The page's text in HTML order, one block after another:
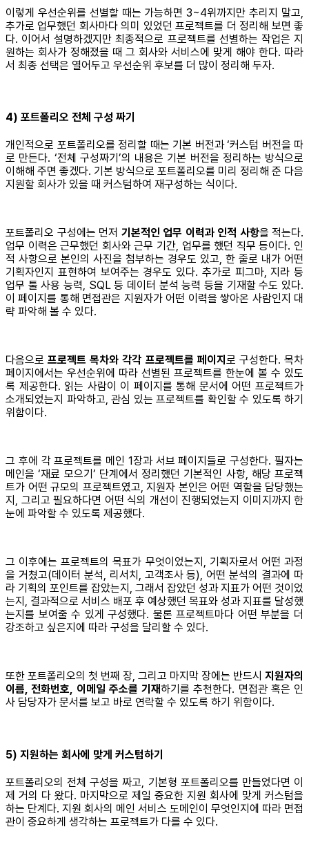
이렇게 우선순위를 선별할 때는 가능하면 3~4위까지만 추리지 말고,
추가로 업무했던 회사마다 의미 있었던 프로젝트를 더 정리해 보면 좋
다. 이어서 설명하겠지만 최종적으로 프로젝트를 선별하는 작업은 지
원하는 회사가 정해졌을 때 그 회사와 서비스에 맞게 해야 한다. 따라
서 최종 선택은 열어두고 우선순위 후보를 더 많이 정리해 두자.
4) 포트폴리오 전체 구성 짜기
개인적으로 포트폴리오를 정리할 때는 기본 버전과 ‘커스텀 버전을 따
로 만든다. ‘전체 구성짜기’의 내용은 기본 버전을 정리하는 방식으로
이해해 주면 좋겠다. 기본 방식으로 포트폴리오를 미리 정리해 준 다음
지원할 회사가 있을 때 커스텀하여 재구성하는 식이다.
포트폴리오 구성에는 먼저 기본적인 업무 이력과 인적 사항을 적는다.
업무 이력은 근무했던 회사와 근무 기간, 업무를 했던 직무 등이다. 인
적 사항으로 본인의 사진을 첨부하는 경우도 있고, 한 줄로 내가 어떤
기획자인지 표현하여 보여주는 경우도 있다. 추가로 피그마, 지라 등
업무 툴 사용 능력, SQL 등 데이터 분석 능력 등을 기재할 수도 있다.
이 페이지를 통해 면접관은 지원자가 어떤 이력을 쌓아온 사람인지 대
략 파악해 볼 수 있다.
다음으로프로젝트 목차와 각각 프로젝트를 페이지 로 구성한다. 목차
페이지에서는 우선순위에 따라 선별된 프로젝트를 한눈에 볼 수 있도
록 제공한다. 읽는 사람이 이 페이지를 통해 문서에 어떤 프로젝트가
소개되었는지 파악하고, 관심 있는 프로젝트를 확인할 수 있도록 하기
위함이다.
그 후에 각 프로젝트를 메인 1장과 서브 페이지들로 구성한다. 필자는
메인을 ‘재료 모으기’ 단계에서 정리했던 기본적인 사항, 해당 프로젝
트가 어떤 규모의 프로젝트였고, 지원자 본인은 어떤 역할을 담당했는
지, 그리고 필요하다면 어떤 식의 개선이 진행되었는지 이미지까지 한
눈에 파악할 수 있도록 제공했다.
그 이후에는 프로젝트의 목표가 무엇이었는지, 기획자로서 어떤 과정
을 거쳤고(데이터 분석, 리서치, 고객조사 등), 어떤 분석의 결과에 따
라 기획의 포인트를 잡았는지, 그래서 잡았던 성과 지표가 어떤 것이었
는지, 결과적으로 서비스 배포 후 예상했던 목표와 성과 지표를 달성했
는지를 보여줄 수 있게 구성했다. 물론 프로젝트마다 어떤 부분을 더
강조하고 싶은지에 따라 구성을 달리할 수 있다.
또한 포트폴리오의 첫 번째 장, 그리고 마지막 장에는 반드시 지원자의
이름, 전화번호, 이메일 주소를 기재하기를 추천한다. 면접관 혹은 인
사 담당자가 문서를 보고 바로 연락할 수 있도록 하기 위함이다.
5) 지원하는 회사에 맞게 커스텀하기
포트폴리오의 전체 구성을 짜고, 기본형 포트폴리오를 만들었다면 이
제 거의 다 왔다. 마지막으로 제일 중요한 지원 회사에 맞게 커스텀을
하는 단계다. 지원 회사의 메인 서비스 도메인이 무엇인지에 따라 면접
관이 중요하게 생각하는 프로젝트가 다를 수 있다.